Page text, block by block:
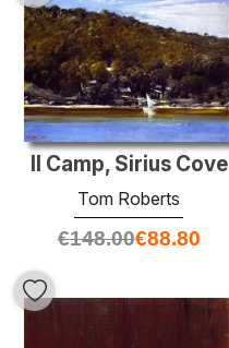
Il Camp, Sirius Cove
Tom Roberts
€148.00€88.80